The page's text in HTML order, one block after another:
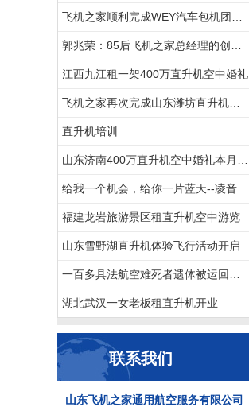
江西九江租一架400万直升机空中婚礼
直升机培训
福建龙岩旅游景区租直升机空中游览
山东雪野湖直升机体验飞行活动开启
湖北武汉一女老板租直升机开业
联系我们
山东飞机之家通用航空服务有限公司